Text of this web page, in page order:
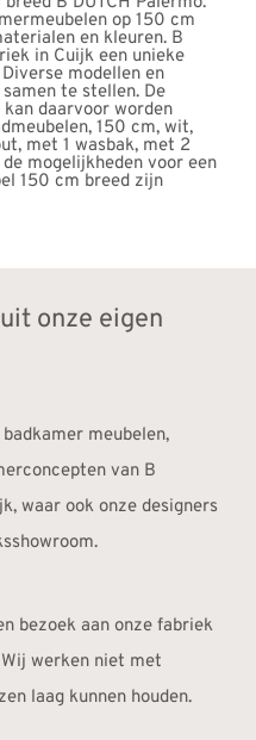
onze eigen
meubelen,
van B
waar ook onze designers
bezoek aan onze fabriek
werken niet met
laag kunnen houden.